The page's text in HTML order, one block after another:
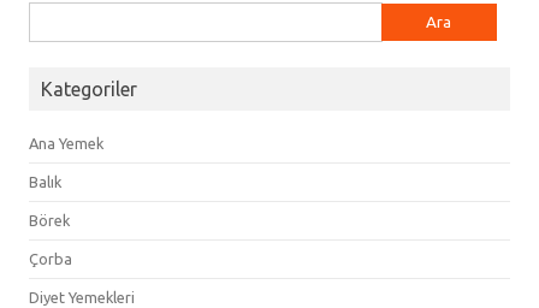
Kategoriler
Ana Yemek
Balık
Börek
Çorba
Diyet Yemekleri